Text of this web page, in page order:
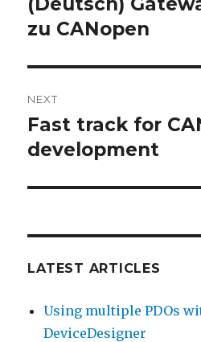
post:
zu CANopen
NEXT
Next
post:
Fast track for
development
LATEST ARTICLES
Using multiple PDOs
DeviceDesigner